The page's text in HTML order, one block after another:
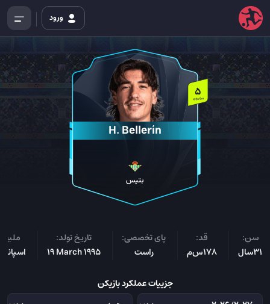
ورود
H. Bellerín
5
میلیون
بتیس
سن:
31سال
قد:
178س‌م
پای تخصصی:
راست
تاریخ تولد:
19 March 1995
جزییات عملکرد بازیکن